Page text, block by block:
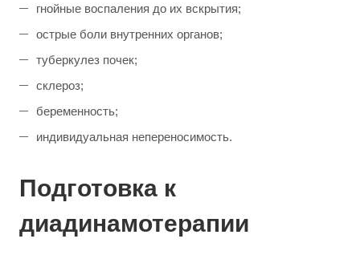
гнойные воспаления до их вскрытия;
острые боли внутренних органов;
туберкулез почек;
склероз;
беременность;
индивидуальная непереносимость.
Подготовка к
диадинамотерапии